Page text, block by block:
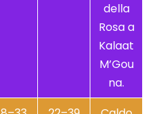
della
Rosa a
Kalaat
M’Gou
na.